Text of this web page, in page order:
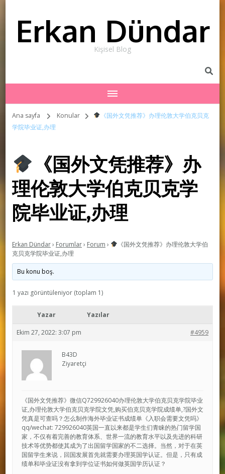
Erkan Dündar
Kişisel Blog
Ana sayfa Konular
《国外文凭推荐》办理伦敦大学伯克贝克
学院毕业证,办理
《国外文凭推荐》办
理伦敦大学伯克贝克学
院毕业证,办理
Erkan Dündar› Forumlar› Forum ›
《国外文凭推荐》办理伦敦大学伯
克贝克学院毕业证,办理
Bu konu boş.
1 yazı görüntüleniyor (toplam 1)
Yazar Yazılar
Ekim 27, 2022: 3:07 pm #4959
B43D
Ziyaretçi
《国外文凭推荐》微信Q729926040办理伦敦大学伯克贝克学院毕业
证,办理伦敦大学伯克贝克学院文凭,购买伯克贝克学院成绩单,?国外文
凭真是可查吗？怎么制作海外毕业证书成绩单《入职会需要文凭吗》
qq/wechat: 729926040英国一直以来都是学生们青睐的热门留学国
家，不仅有着完善的教育体系、世界一流的教育水平以及先进的科研
技术等优势都使其成为了出国留学国家的不二选择。当然，对于在英
国留学生来说，回国发展首先就需要办理英国学认证。但是，只有成
绩单和毕业证没有拿到学位证书如何做英国学历认证？